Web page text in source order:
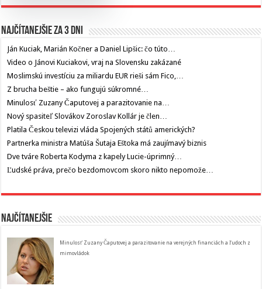
Najčítanejšie za 3 dni
Ján Kuciak, Marián Kočner a Daniel Lipšic: čo túto…
Video o Jánovi Kuciakovi, vraj na Slovensku zakázané
Moslimskú investíciu za miliardu EUR rieši sám Fico,…
Z brucha beštie – ako fungujú súkromné…
Minulosť Zuzany Čaputovej a parazitovanie na…
Nový spasiteľ Slovákov Zoroslav Kollár je člen…
Platila Českou televizi vláda Spojených států amerických?
Partnerka ministra Matúša Šutaja Eštoka má zaujímavý biznis
Dve tváre Roberta Kodyma z kapely Lucie-úprimný…
Ľudské práva, prečo bezdomovcom skoro nikto nepomože…
Najčítanejšie
Minulosť Zuzany Čaputovej a parazitovanie na verejných financiách a ľudoch z
mimovládok